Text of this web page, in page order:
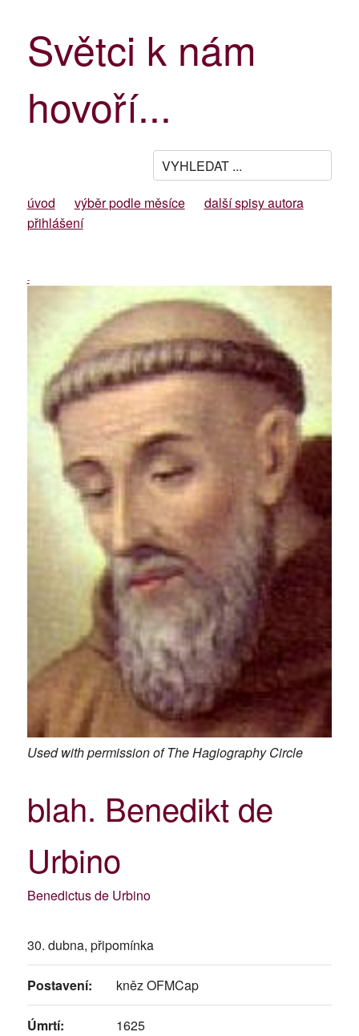
Světci k nám
hovoří...
úvod výběr podle měsíce
další spisy autora
přihlášení
-
Used with permission of The Hagiography Circle
blah. Benedikt de
Urbino
Benedictus de Urbino
30. dubna, připomínka
Postavení: kněz OFMCap
Úmrtí: 1625